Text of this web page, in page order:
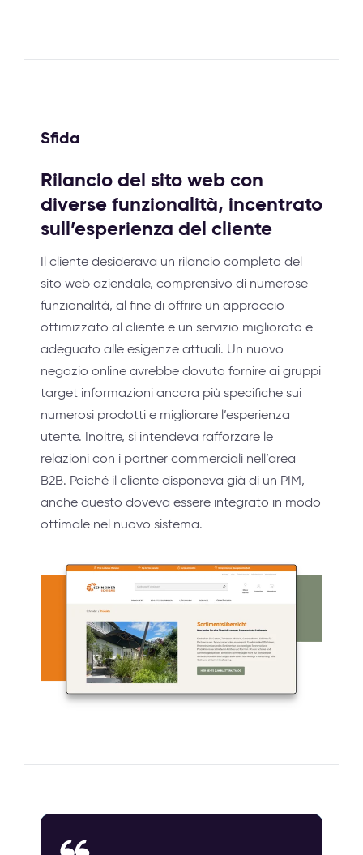
Sfida
Rilancio del sito web con
diverse funzionalità, incentrato
sull’esperienza del cliente
Il cliente desiderava un rilancio completo del
sito web aziendale, comprensivo di numerose
funzionalità, al fine di offrire un approccio
ottimizzato al cliente e un servizio migliorato e
adeguato alle esigenze attuali. Un nuovo
negozio online avrebbe dovuto fornire ai gruppi
target informazioni ancora più specifiche sui
numerosi prodotti e migliorare l’esperienza
utente. Inoltre, si intendeva rafforzare le
relazioni con i partner commerciali nell’area
B2B. Poiché il cliente disponeva già di un PIM,
anche questo doveva essere integrato in modo
ottimale nel nuovo sistema.